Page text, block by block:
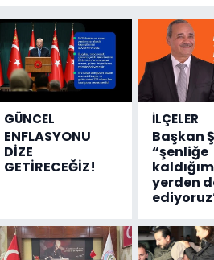
GÜNCEL
ENFLASYONU
DİZE
GETİRECEĞİZ!
İLÇELER
Başkan
“şenliğe
yerden